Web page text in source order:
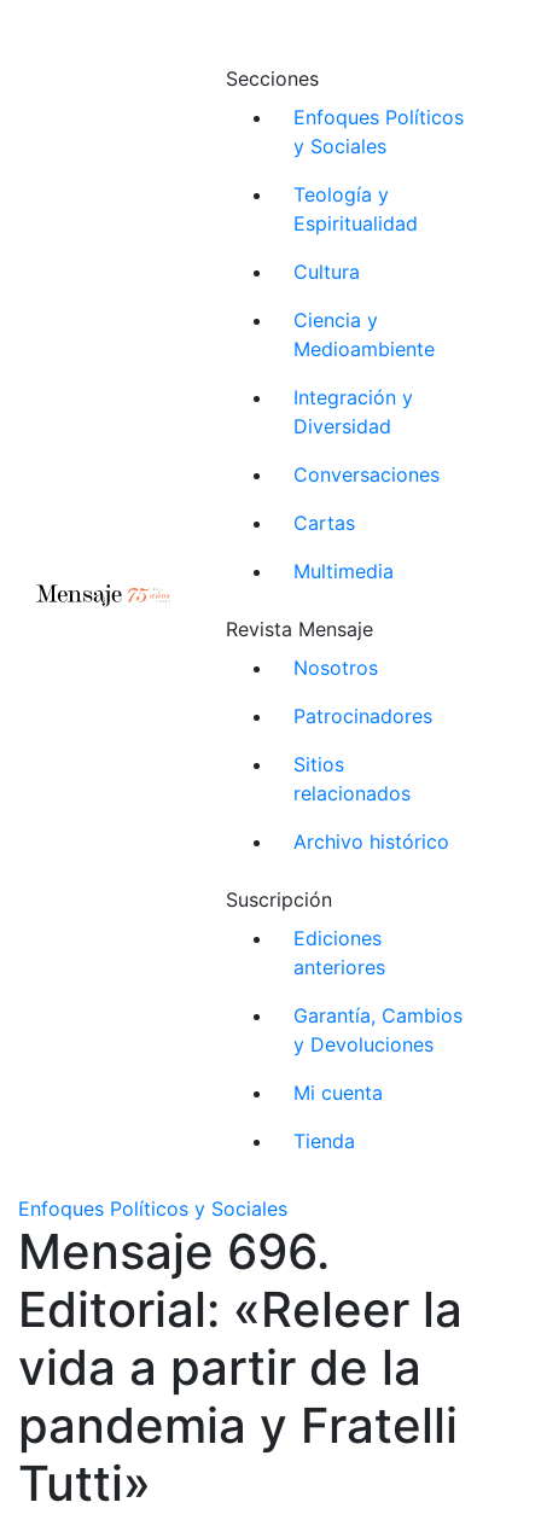
Secciones
Enfoques Políticos
y Sociales
Teología y
Espiritualidad
Cultura
Ciencia y
Medioambiente
Integración y
Diversidad
Conversaciones
Cartas
Multimedia
Revista Mensaje
Nosotros
Patrocinadores
Sitios
relacionados
Archivo histórico
Suscripción
Ediciones
anteriores
Garantía, Cambios
y Devoluciones
Mi cuenta
Tienda
Enfoques Políticos y Sociales
Mensaje 696.
Editorial: «Releer la
vida a partir de la
pandemia y Fratelli
Tutti»